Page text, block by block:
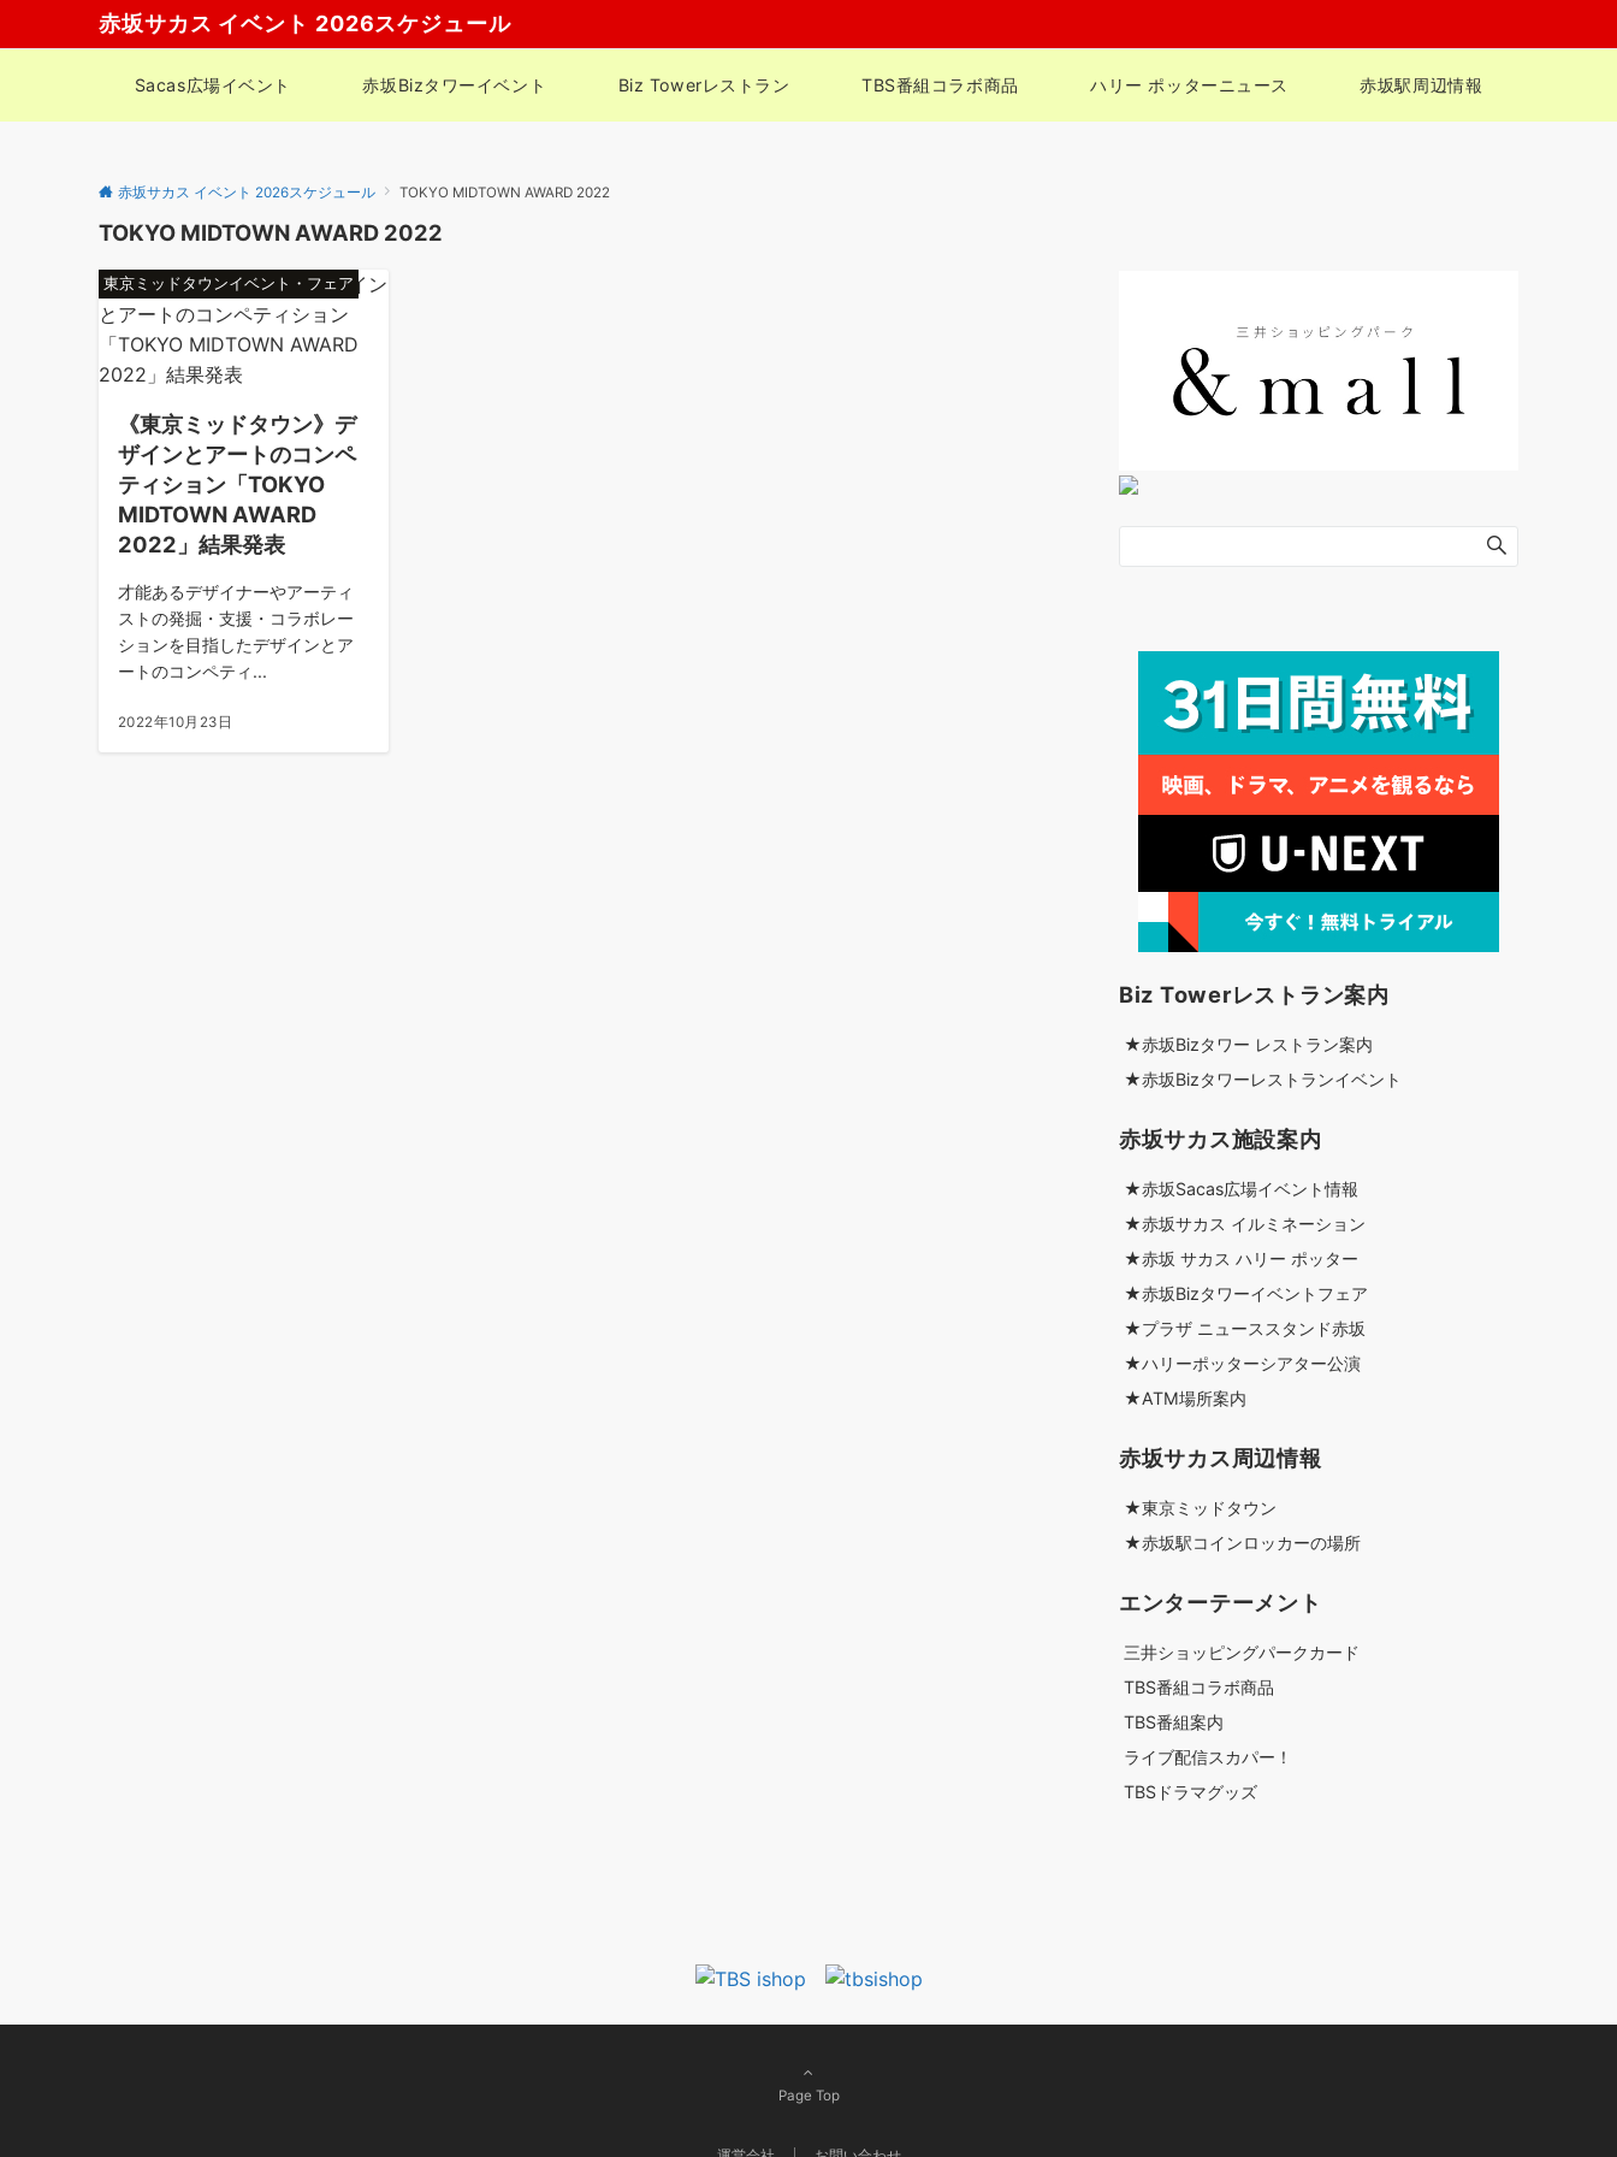
赤坂サカス イベント 2026スケジュール
Sacas広場イベント 赤坂Bizタワーイベント Biz Towerレストラン TBS番組コラボ商品 ハリー ポッターニュース 赤坂駅周辺情報
赤坂サカス イベント 2026スケジュール TOKYO MIDTOWN AWARD 2022
TOKYO MIDTOWN AWARD 2022
東京ミッドタウンイベント・フェア
《東京ミッドタウン》デ
ザインとアートのコンペ
ティション「TOKYO
MIDTOWN AWARD
2022」結果発表
才能あるデザイナーやアーティ
ストの発掘・支援・コラボレー
ションを目指したデザインとア
ートのコンペティ...
2022年10月23日
Biz Towerレストラン案内
★赤坂Bizタワー レストラン案内
★赤坂Bizタワーレストランイベント
赤坂サカス施設案内
★赤坂Sacas広場イベント情報
★赤坂サカス イルミネーション
★赤坂 サカス ハリー ポッター
★赤坂Bizタワーイベントフェア
★プラザ ニューススタンド赤坂
★ハリーポッターシアター公演
★ATM場所案内
赤坂サカス周辺情報
★東京ミッドタウン
★赤坂駅コインロッカーの場所
エンターテーメント
三井ショッピングパークカード
TBS番組コラボ商品
TBS番組案内
ライブ配信スカパー！
TBSドラマグッズ
Page Top